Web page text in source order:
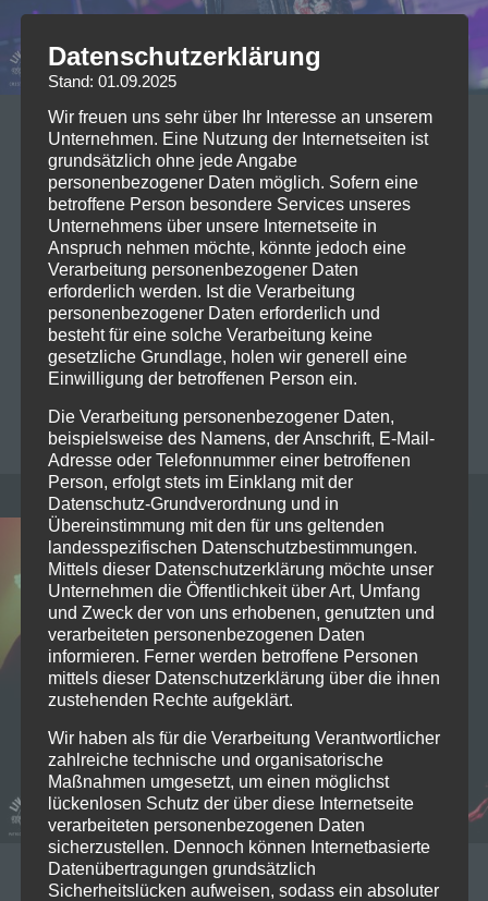
05/10/2022
Konzert-Review „The Roadside“
Tour 2022 @Arena Nürnberger
Versicherung Nürnberg
Billy Idol, der seit über 40 Jahren im Musikgeschäft
tätig ist und somit vermutlich dienstältester
Punkrocker der Welt, musste seine Tour leider
verschieben. Glücklicherweise konnten…
CRISTIAN FORMANN
28/08/2022
Datenschutzerklärung
Stand: 01.09.2025
Wir freuen uns sehr über Ihr Interesse an unserem
Unternehmen. Eine Nutzung der Internetseiten ist
grundsätzlich ohne jede Angabe
personenbezogener Daten möglich. Sofern eine
betroffene Person besondere Services unseres
Unternehmens über unsere Internetseite in
Anspruch nehmen möchte, könnte jedoch eine
Verarbeitung personenbezogener Daten
erforderlich werden. Ist die Verarbeitung
personenbezogener Daten erforderlich und
besteht für eine solche Verarbeitung keine
gesetzliche Grundlage, holen wir generell eine
Einwilligung der betroffenen Person ein.
Die Verarbeitung personenbezogener Daten,
beispielsweise des Namens, der Anschrift, E-Mail-
Adresse oder Telefonnummer einer betroffenen
Person, erfolgt stets im Einklang mit der
Datenschutz-Grundverordnung und in
Übereinstimmung mit den für uns geltenden
landesspezifischen Datenschutzbestimmungen.
Mittels dieser Datenschutzerklärung möchte unser
Unternehmen die Öffentlichkeit über Art, Umfang
und Zweck der von uns erhobenen, genutzten und
verarbeiteten personenbezogenen Daten
informieren. Ferner werden betroffene Personen
mittels dieser Datenschutzerklärung über die ihnen
zustehenden Rechte aufgeklärt.
Wir haben als für die Verarbeitung Verantwortlicher
zahlreiche technische und organisatorische
Maßnahmen umgesetzt, um einen möglichst
lückenlosen Schutz der über diese Internetseite
verarbeiteten personenbezogenen Daten
sicherzustellen. Dennoch können Internetbasierte
Datenübertragungen grundsätzlich
Sicherheitslücken aufweisen, sodass ein absoluter